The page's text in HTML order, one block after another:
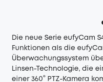
Die neue Serie eufyCam
Funktionen als die
Überwachungssystem
Linsen-Technologie, die
einer 360° PTZ-Kamera